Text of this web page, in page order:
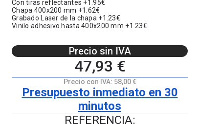
Con tiras reflectantes +1.95€
Chapa 400x200 mm +1.62€
Grabado Laser de la chapa +1.23€
Vinilo adhesivo hasta 400x200 mm +1.23€
Precio sin IVA
47,93 €
Precio con IVA: 58,00 €
Presupuesto inmediato en 30
minutos
REFERENCIA: